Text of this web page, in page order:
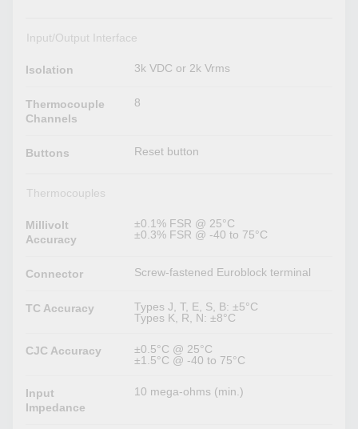
Input/Output Interface
Isolation 3k VDC or 2k Vrms
Thermocouple
Channels
8
Buttons Reset button
Thermocouples
Millivolt
Accuracy
±0.1% FSR @ 25°C
±0.3% FSR @ -40 to 75°C
Connector Screw-fastened Euroblock terminal
TC Accuracy
Types J, T, E, S, B: ±5°C
Types K, R, N: ±8°C
CJC Accuracy
±0.5°C @ 25°C
±1.5°C @ -40 to 75°C
Input
Impedance
10 mega-ohms (min.)